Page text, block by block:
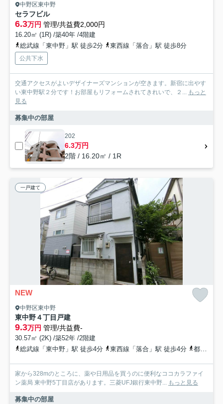
中野区東中野
セラフビル
6.3万円 管理/共益費2,000円
16.20㎡ (1R) /築40年 /4階建
総武線「東中野」駅 徒歩2分
東西線「落合」駅 徒歩8分
公共下水
交通アクセスがよいデザイナーズマンションが空きます。新宿に出やす
い東中野駅２分です！お部屋もリフォームされてきれいで、２...
もっと
見る
募集中の部屋
202
6.3万円
2階 / 16.20㎡ / 1R
一戸建て
NEW
中野区東中野
東中野４丁目戸建
9.3万円 管理/共益費-
30.57㎡ (2K) /築52年 /2階建
総武線「東中野」駅 徒歩4分
東西線「落合」駅 徒歩4分 都営大江戸線「東中野」駅 徒歩3分
家から328mのところに、薬や日用品を買うのに便利なココカラファイ
ン薬局 東中野5丁目店があります。三菱UFJ銀行東中野...
もっと見る
募集中の部屋